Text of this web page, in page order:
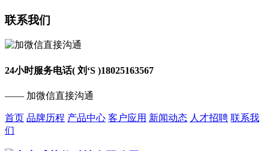
联系我们
24小时服务电话( 刘‘S )18025163567
—— 加微信直接沟通
首页 品牌历程 产品中心 客户应用 新闻动态 人才招聘 联系我
们